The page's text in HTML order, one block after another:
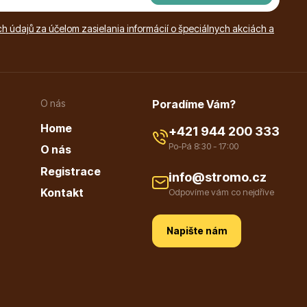
údajů za účelom zasielania informácií o špeciálnych akciách a
O nás
Home
O nás
Registrace
Kontakt
Poradíme Vám?
+421 944 200 333
Po-Pá 8:30 - 17:00
info@stromo.cz
Odpovíme vám co nejdříve
Napište nám